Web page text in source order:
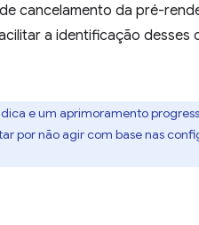
cancelamento da pré-
a identificação desses
e um aprimoramento
por não agir com base nas